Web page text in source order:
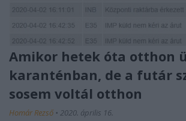
Amikor hetek óta otthon
karanténban, de a futár
sosem voltál otthon
Homár Rezső • 2020. április 16.